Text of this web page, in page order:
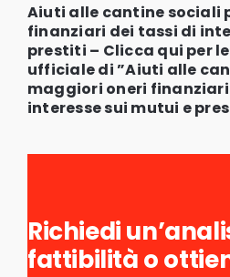
Aiuti alle cantine sociali
finanziari dei tassi di
prestiti – Clicca qui per
ufficiale di ”Aiuti alle
maggiori oneri
interesse sui mutui e
Richiedi
fattibilità o